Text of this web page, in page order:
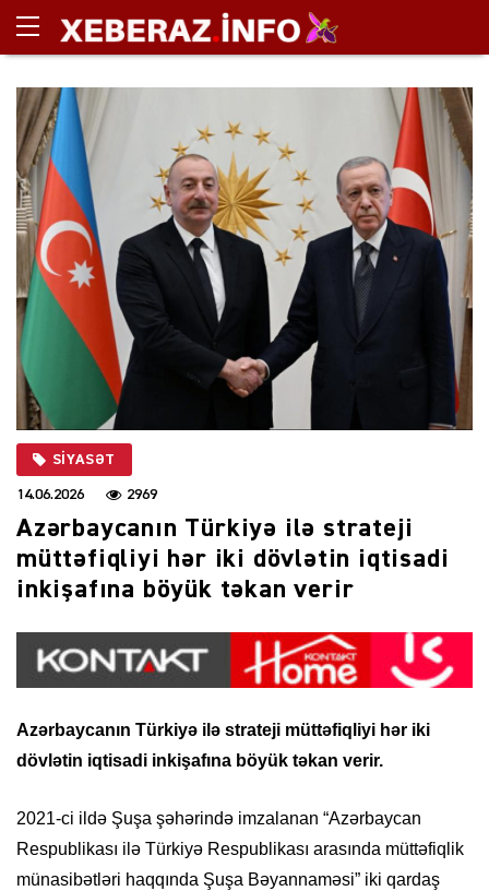
SIYASƏT
14.06.2026 2969
Azərbaycanın Türkiyə ilə strateji
müttəfiqliyi hər iki dövlətin iqtisadi
inkişafına böyük təkan verir
Azərbaycanın Türkiyə ilə strateji müttəfiqliyi hər iki
dövlətin iqtisadi inkişafına böyük təkan verir.
2021-ci ildə Şuşa şəhərində imzalanan “Azərbaycan
Respublikası ilə Türkiyə Respublikası arasında müttəfiqlik
münasibətləri haqqında Şuşa Bəyannaməsi” iki qardaş